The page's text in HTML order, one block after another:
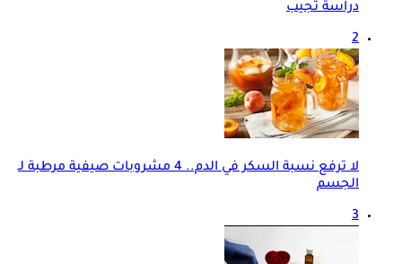
دراسة تجيب
2
لا ترفع نسبة السكر في الدم.. 4 مشروبات صيفية مرطبة لـ
الجسم
3